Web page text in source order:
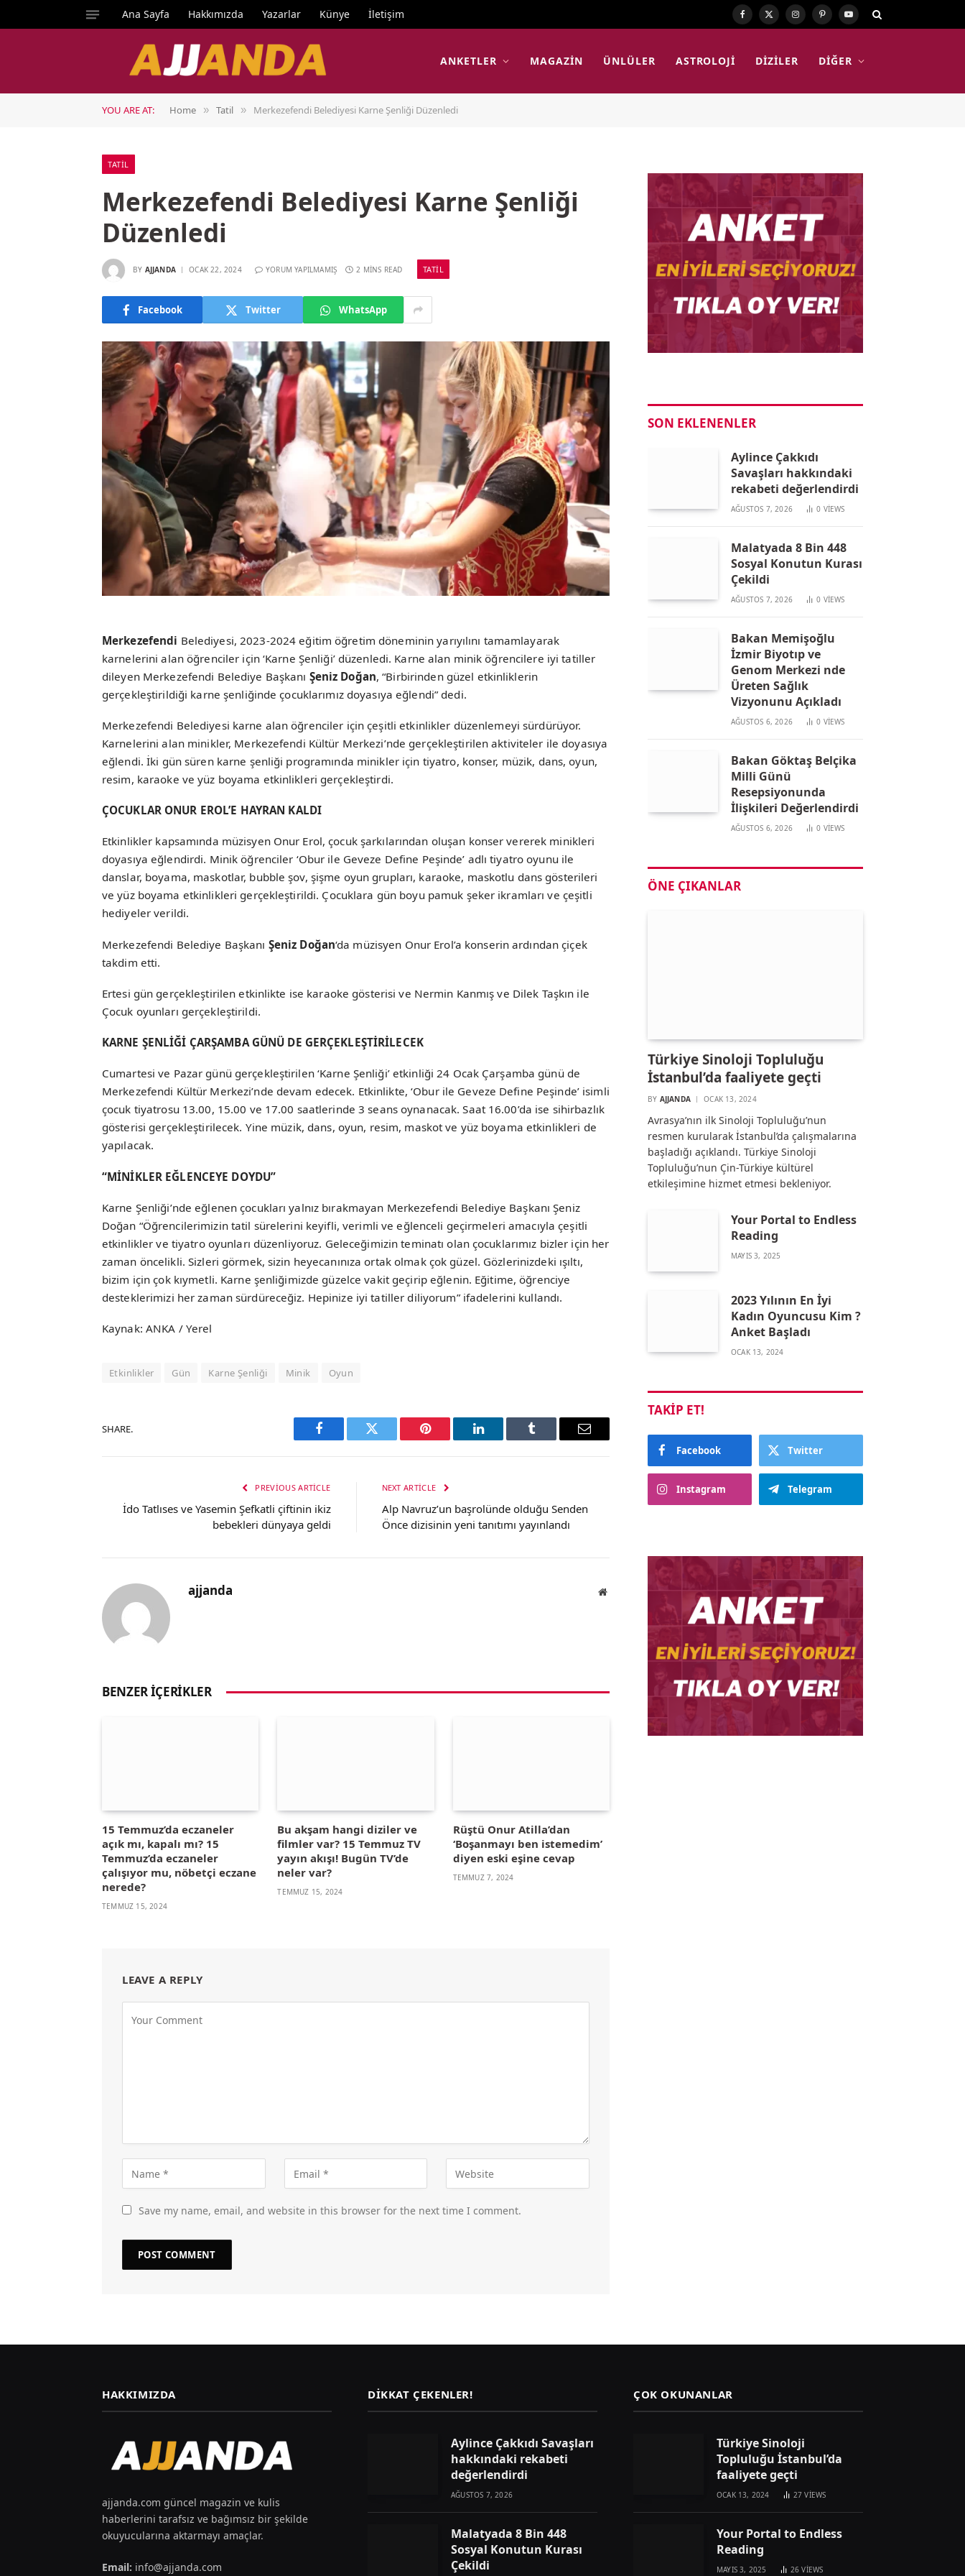
Ana Sayfa Hakkımızda Yazarlar Künye İletişim Facebook
X
Instagram
PinterestYouTube
ANKETLER MAGAZIN ÜNLÜLER ASTROLOJI DIZILER DIĞER
YOU ARE AT: Home » Tatil » Merkezefendi Belediyesi Karne Şenliği Düzenledi
TATIL
Merkezefendi Belediyesi Karne Şenliği
Düzenledi
BY AJJANDA OCAK 22, 2024 YORUM YAPILMAMIŞ 2 MINS READ TATIL
Facebook Twitter WhatsApp
Merkezefendi Belediyesi, 2023-2024 eğitim öğretim döneminin yarıyılını tamamlayarak
karnelerini alan öğrenciler için ‘Karne Şenliği’ düzenledi. Karne alan minik öğrencilere iyi tatiller
dileyen Merkezefendi Belediye Başkanı Şeniz Doğan, “Birbirinden güzel etkinliklerin
gerçekleştirildiği karne şenliğinde çocuklarımız doyasıya eğlendi” dedi.
Merkezefendi Belediyesi karne alan öğrenciler için çeşitli etkinlikler düzenlemeyi sürdürüyor.
Karnelerini alan minikler, Merkezefendi Kültür Merkezi’nde gerçekleştirilen aktiviteler ile doyasıya
eğlendi. İki gün süren karne şenliği programında minikler için tiyatro, konser, müzik, dans, oyun,
resim, karaoke ve yüz boyama etkinlikleri gerçekleştirdi.
ÇOCUKLAR ONUR EROL’E HAYRAN KALDI
Etkinlikler kapsamında müzisyen Onur Erol, çocuk şarkılarından oluşan konser vererek minikleri
doyasıya eğlendirdi. Minik öğrenciler ‘Obur ile Geveze Define Peşinde’ adlı tiyatro oyunu ile
danslar, boyama, maskotlar, bubble şov, şişme oyun grupları, karaoke, maskotlu dans gösterileri
ve yüz boyama etkinlikleri gerçekleştirildi. Çocuklara gün boyu pamuk şeker ikramları ve çeşitli
hediyeler verildi.
Merkezefendi Belediye Başkanı Şeniz Doğan‘da müzisyen Onur Erol’a konserin ardından çiçek
takdim etti.
Ertesi gün gerçekleştirilen etkinlikte ise karaoke gösterisi ve Nermin Kanmış ve Dilek Taşkın ile
Çocuk oyunları gerçekleştirildi.
KARNE ŞENLİĞİ ÇARŞAMBA GÜNÜ DE GERÇEKLEŞTİRİLECEK
Cumartesi ve Pazar günü gerçekleştirilen ‘Karne Şenliği’ etkinliği 24 Ocak Çarşamba günü de
Merkezefendi Kültür Merkezi’nde devam edecek. Etkinlikte, ‘Obur ile Geveze Define Peşinde’ isimli
çocuk tiyatrosu 13.00, 15.00 ve 17.00 saatlerinde 3 seans oynanacak. Saat 16.00’da ise sihirbazlık
gösterisi gerçekleştirilecek. Yine müzik, dans, oyun, resim, maskot ve yüz boyama etkinlikleri de
yapılacak.
“MİNİKLER EĞLENCEYE DOYDU”
Karne Şenliği’nde eğlenen çocukları yalnız bırakmayan Merkezefendi Belediye Başkanı Şeniz
Doğan “Öğrencilerimizin tatil sürelerini keyifli, verimli ve eğlenceli geçirmeleri amacıyla çeşitli
etkinlikler ve tiyatro oyunları düzenliyoruz. Geleceğimizin teminatı olan çocuklarımız bizler için her
zaman öncelikli. Sizleri görmek, sizin heyecanınıza ortak olmak çok güzel. Gözlerinizdeki ışıltı,
bizim için çok kıymetli. Karne şenliğimizde güzelce vakit geçirip eğlenin. Eğitime, öğrenciye
desteklerimizi her zaman sürdüreceğiz. Hepinize iyi tatiller diliyorum” ifadelerini kullandı.
Kaynak: ANKA / Yerel
Etkinlikler Gün Karne Şenliği Minik Oyun
SHARE.
Facebook Twitter Pinterest LinkedIn Tumblr Email
PREVIOUS ARTICLE
İdo Tatlıses ve Yasemin Şefkatli çiftinin ikiz
bebekleri dünyaya geldi
NEXT ARTICLE
Alp Navruz’un başrolünde olduğu Senden
Önce dizisinin yeni tanıtımı yayınlandı
ajjanda Website
BENZER İÇERIKLER
15 Temmuz’da eczaneler
açık mı, kapalı mı? 15
Temmuz’da eczaneler
çalışıyor mu, nöbetçi eczane
nerede?
TEMMUZ 15, 2024
Bu akşam hangi diziler ve
filmler var? 15 Temmuz TV
yayın akışı! Bugün TV’de
neler var?
TEMMUZ 15, 2024
Rüştü Onur Atilla’dan
‘Boşanmayı ben istemedim’
diyen eski eşine cevap
TEMMUZ 7, 2024
LEAVE A REPLY
Save my name, email, and website in this browser for the next time I comment.
SON EKLENENLER
Aylince Çakkıdı
Savaşları hakkındaki
rekabeti değerlendirdi
AĞUSTOS 7, 2026 0 VIEWS
Malatyada 8 Bin 448
Sosyal Konutun Kurası
Çekildi
AĞUSTOS 7, 2026 0 VIEWS
Bakan Memişoğlu
İzmir Biyotıp ve
Genom Merkezi nde
Üreten Sağlık
Vizyonunu Açıkladı
AĞUSTOS 6, 2026 0 VIEWS
Bakan Göktaş Belçika
Milli Günü
Resepsiyonunda
İlişkileri Değerlendirdi
AĞUSTOS 6, 2026 0 VIEWS
ÖNE ÇIKANLAR
Türkiye Sinoloji Topluluğu
İstanbul’da faaliyete geçti
BY AJJANDA OCAK 13, 2024
Avrasya’nın ilk Sinoloji Topluluğu’nun
resmen kurularak İstanbul’da çalışmalarına
başladığı açıklandı. Türkiye Sinoloji
Topluluğu’nun Çin-Türkiye kültürel
etkileşimine hizmet etmesi bekleniyor.
Your Portal to Endless
Reading
MAYIS 3, 2025
2023 Yılının En İyi
Kadın Oyuncusu Kim ?
Anket Başladı
OCAK 13, 2024
TAKIP ET!
Facebook Twitter
Instagram Telegram
HAKKIMIZDA
ajjanda.com güncel magazin ve kulis
haberlerini tarafsız ve bağımsız bir şekilde
okuyucularına aktarmayı amaçlar.
Email: info@ajjanda.com
DIKKAT ÇEKENLER!
Aylince Çakkıdı Savaşları
hakkındaki rekabeti
değerlendirdi
AĞUSTOS 7, 2026
Malatyada 8 Bin 448
Sosyal Konutun Kurası
Çekildi
ÇOK OKUNANLAR
Türkiye Sinoloji
Topluluğu İstanbul’da
faaliyete geçti
OCAK 13, 2024 27VIEWS
Your Portal to Endless
Reading
MAYIS 3, 2025 26VIEWS